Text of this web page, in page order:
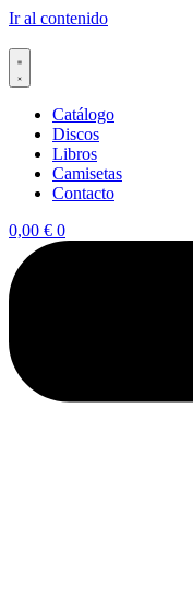
Ir al contenido
Catálogo
Discos
Libros
Camisetas
Contacto
0,00 € 0